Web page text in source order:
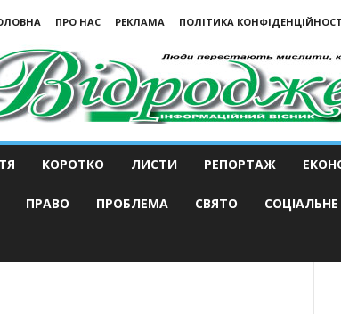
ПРО НАС РЕКЛАМА
ПОЛІТИКА
КОРОТКО ЛИСТИ РЕПОРТАЖ
ПРАВО ПРОБЛЕМА СВЯТО